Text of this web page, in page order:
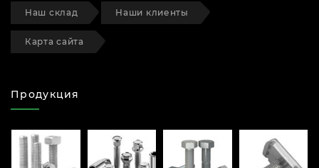
Наш склад Наши клиенты
Карта сайта
Продукция